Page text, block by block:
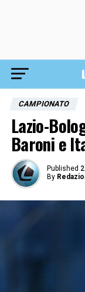
CAMPIONATO
Lazio-
Baroni e
Published
By